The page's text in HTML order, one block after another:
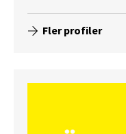
Fler profiler